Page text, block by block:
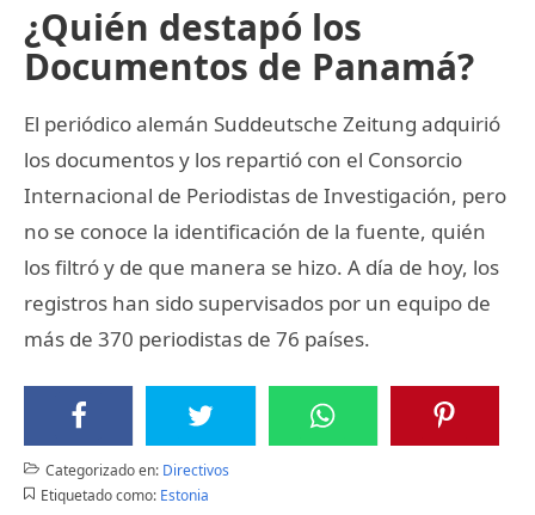
¿Quién destapó los
Documentos de Panamá?
El periódico alemán Suddeutsche Zeitung adquirió
los documentos y los repartió con el Consorcio
Internacional de Periodistas de Investigación, pero
no se conoce la identificación de la fuente, quién
los filtró y de que manera se hizo. A día de hoy, los
registros han sido supervisados por un equipo de
más de 370 periodistas de 76 países.
Categorizado en: Directivos
Etiquetado como: Estonia